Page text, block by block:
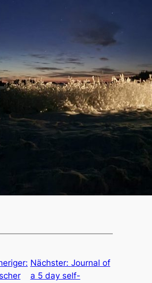
Nächster: Journal of
a 5 day self-